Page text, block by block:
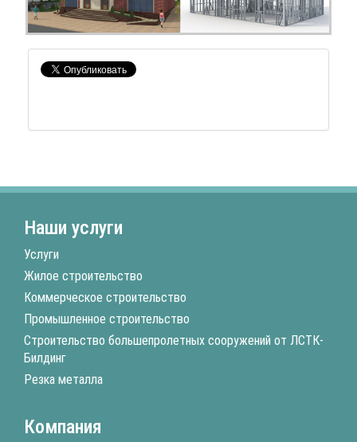
Наши услуги
Услуги
Жилое строительство
Коммерческое строительство
Промышленное строительство
Строительство большепролетных сооружений от ЛСТК-
Билдинг
Резка металла
Компания